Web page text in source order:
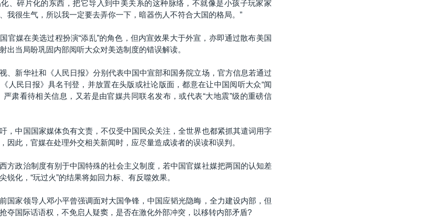
、碎片化的东西，把它导入到中美关系的这种脉络，不就像是小孩子玩家家
我很生气，所以我一定要去弄你一下，暗器伤人不符合大国的格局。”
官媒在美选过程扮演“添乱”的角色，但内宣效果大于外宣，亦即通过散布美国
出当局盼巩固内部阅听大众对美选制度的错误解读。
、新华社和《人民日报》分别代表中国中宣部和国务院立场，官方信息若通过
人民日报》具名刊登，并放置在头版或社论版面，都意在让中国阅听大众“闻
严肃看待相关信息，又若是由官媒共同联名发布，或代表“大地震”级的重磅信
，中国国家媒体负有文责，不仅受中国民众关注，全世界也都紧抓其遣词用字
因此，官媒在处理外交相关新闻时，应尽量造成读者的误读和误判。
方政治制度有别于中国特殊的社会主义制度，若中国官媒社媒把两国的认知差
锐化，“玩过火”的结果将如回力标、有反噬效果。
国家领导人邓小平曾强调面对大国争锋，中国应韬光隐晦，全力建设内部，但
夺国际话语权，不免启人疑窦，是否在激化外部冲突，以移转内部矛盾?